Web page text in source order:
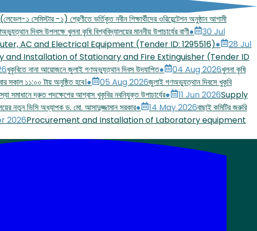
১ সেমিস্টার -১) শ্রেণীতে ভর্তিকৃত নবীন শিক্ষার্থীদের ওরিয়েন্টেশন অনুষ্ঠান আগামী
দিবস উপলক্ষে খুলনা কৃষি বিশ্ববিদ্যালয়ের মাননীয় উপাচার্যের বাণী●
30 Jul
AC and Electrical Equipment (Tender ID: 1295516)●
28 Jul
and Installation of Stationary and Fire Extinguisher (Tender ID
খুকৃবিতে নানা আয়োজনে জুলাই গণঅভ্যুত্থান দিবস উদযাপিত● 04 Aug 2026খুলনা কৃষি
সকাল ১১:০০ টায় অনুষ্ঠিত হবে।● 05 Aug 2026জুলাই গণঅভ্যুত্থান দিবসে খুকৃবি
সমাধানে দ্রুত পদক্ষেপের আশ্বাস খুকৃবির নবনিযুক্ত উপাচার্যের● 11 Jun 2026Supply
নতুন ভিসি অধ্যাপক ড. মো. আসাদুজ্জামান সরকার● 14 May 2026বাছাই কমিটির জরুরি
2026Procurement and Installation of Laboratory equipment